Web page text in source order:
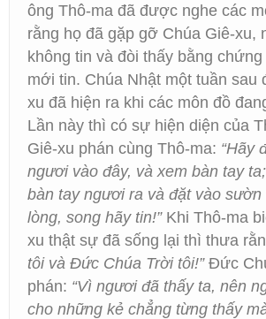
ông Thô-ma đã được nghe các
rằng họ đã gặp gỡ Chúa Giê-xu,
không tin và đòi thấy bằng
mới tin. Chúa Nhật một tuần sau
xu đã hiện ra khi các môn đồ
Lần này thì có sự hiện diện của
Giê-xu phán cùng Thô-ma: “Hãy
ngươi vào đây, và xem bàn tay
bàn tay ngươi ra và đặt vào
lòng, song hãy tin!”Khi Thô-ma
xu thật sự đã sống lại thì thưa
tôi và Đức Chúa Trời tôi!”Đức
phán: “Vì ngươi đã thấy ta, nên
cho những kẻ chẳng từng thấy